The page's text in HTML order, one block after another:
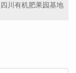
四川有机肥果园基地